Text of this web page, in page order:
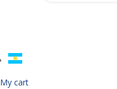
My cart